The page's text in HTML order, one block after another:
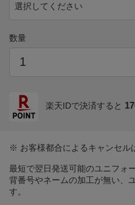
選択してください
数量
楽天IDで決済すると
※ お客様都合によるキャンセル
最短で翌日発送可能のユニフォ
背番号やネームの加工が無い、
す。